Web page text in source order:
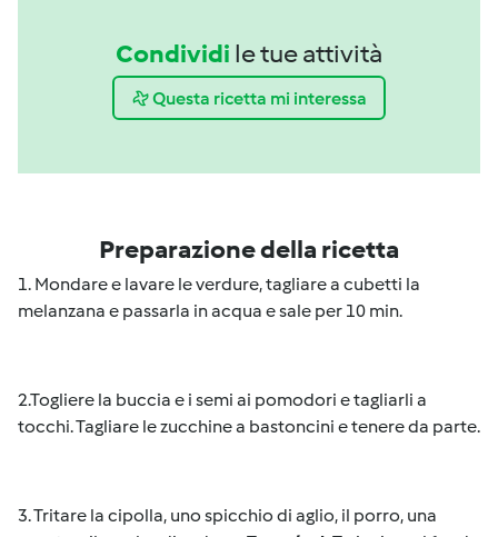
Condividi le tue attività
Questa ricetta mi interessa
Preparazione della ricetta
1. Mondare e lavare le verdure, tagliare a cubetti la
melanzana e passarla in acqua e sale per 10 min.
2.Togliere la buccia e i semi ai pomodori e tagliarli a
tocchi. Tagliare le zucchine a bastoncini e tenere da parte.
3. Tritare la cipolla, uno spicchio di aglio, il porro, una